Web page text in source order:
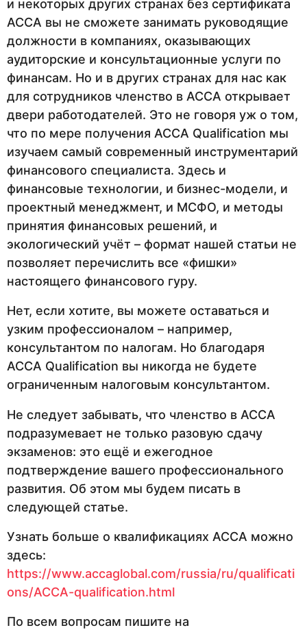
и некоторых других странах без сертификата
АССА вы не сможете занимать руководящие
должности в компаниях, оказывающих
аудиторские и консультационные услуги по
финансам. Но и в других странах для нас как
для сотрудников членство в АССА открывает
двери работодателей. Это не говоря уж о том,
что по мере получения ACCA Qualification мы
изучаем самый современный инструментарий
финансового специалиста. Здесь и
финансовые технологии, и бизнес-модели, и
проектный менеджмент, и МСФО, и методы
принятия финансовых решений, и
экологический учёт – формат нашей статьи не
позволяет перечислить все «фишки»
настоящего финансового гуру.
Нет, если хотите, вы можете оставаться и
узким профессионалом – например,
консультантом по налогам. Но благодаря
ACCA Qualification вы никогда не будете
ограниченным налоговым консультантом.
Не следует забывать, что членство в АССА
подразумевает не только разовую сдачу
экзаменов: это ещё и ежегодное
подтверждение вашего профессионального
развития. Об этом мы будем писать в
следующей статье.
Узнать больше о квалификациях АССА можно
здесь:
https://www.accaglobal.com/russia/ru/qualificati
ons/ACCA-qualification.html
По всем вопросам пишите на